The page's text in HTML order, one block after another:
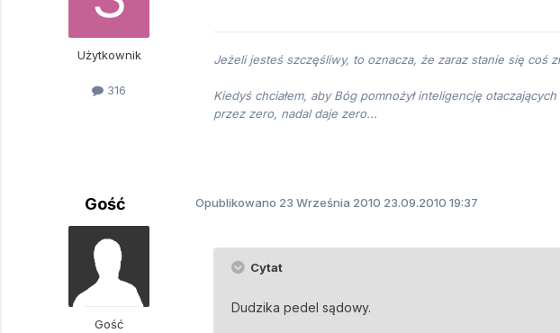
Użytkownik
316
Jeżeli jesteś szczęśliwy, to oznacza, że zaraz stanie się coś
Kiedyś chciałem, aby Bóg pomnożył inteligencję
przez zero, nadal daje zero...
Gość
Gość
Opublikowano 23 Września 2010 23.09.2010 19:37
Cytat
Dudzika pedel sądowy.